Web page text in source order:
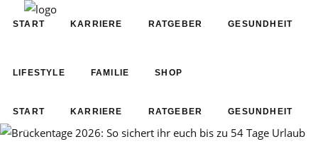
START KARRIERE RATGEBER GESUNDHEIT
START KARRIERE RATGEBER GESUNDHEIT
LIFESTYLE FAMILIE SHOP